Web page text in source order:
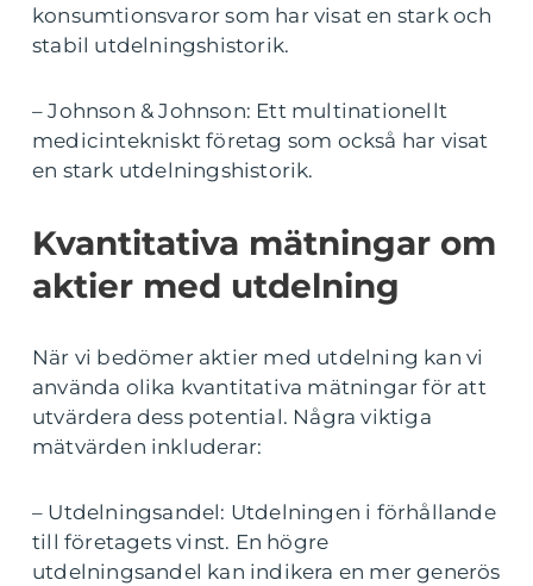
konsumtionsvaror som har visat en stark och
stabil utdelningshistorik.
– Johnson & Johnson: Ett multinationellt
medicintekniskt företag som också har visat
en stark utdelningshistorik.
Kvantitativa mätningar om
aktier med utdelning
När vi bedömer aktier med utdelning kan vi
använda olika kvantitativa mätningar för att
utvärdera dess potential. Några viktiga
mätvärden inkluderar:
– Utdelningsandel: Utdelningen i förhållande
till företagets vinst. En högre
utdelningsandel kan indikera en mer generös